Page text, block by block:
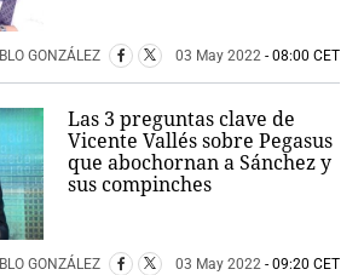
GONZÁLEZ 03 May 2022 - 08:00 CET
Las 3 preguntas clave de
Vicente Vallés sobre Pegasus
que abochornan a Sánchez y
sus compinches
GONZÁLEZ 03 May 2022 - 09:20 CET